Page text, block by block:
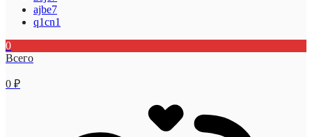
ajbe7
q1cn1
0
Всего
0 ₽